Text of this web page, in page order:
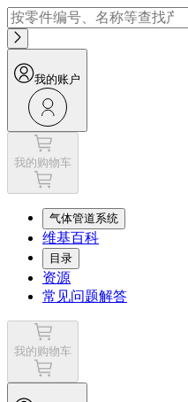
我的账户
我的购物车
气体管道系统
维基百科
目录
资源
常见问题解答
我的购物车